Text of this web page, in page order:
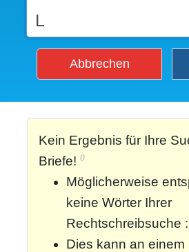
Abbrechen
Kein Ergebnis für Ihre
Briefe! 0
Möglicherweise
keine Wörter Ihrer
Rechtschreibsuche :
Dies kann an einem